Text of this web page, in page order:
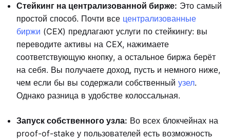
Стейкинг на централизованной бирже: Это самый
простой способ. Почти все централизованные
биржи (CEX) предлагают услуги по стейкингу: вы
переводите активы на CEX, нажимаете
соответствующую кнопку, а остальное биржа берёт
на себя. Вы получаете доход, пусть и немного ниже,
чем если бы вы содержали собственный узел.
Однако разница в удобстве колоссальная.
Запуск собственного узла: Во всех блокчейнах на
proof-of-stake у пользователей есть возможность